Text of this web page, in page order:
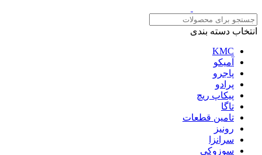
انتخاب دسته بندی
KMC
آمیکو
پاجرو
پرادو
پیکاپ ریچ
تاگا
تامین قطعات
رونیز
سرانزا
سوزوکی